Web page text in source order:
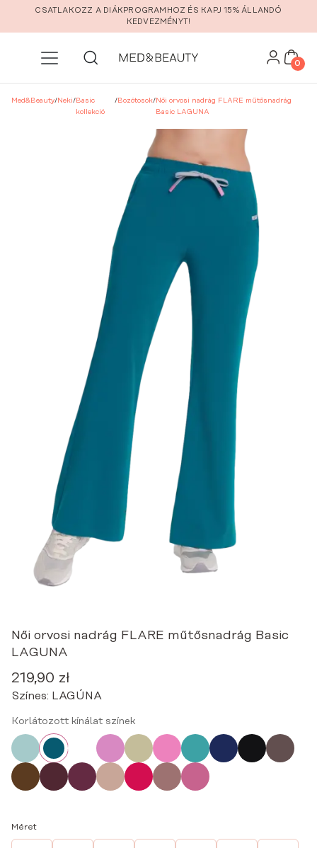
Ugrás a fő tartalomra
CSATLAKOZZ A DIÁKPROGRAMHOZ ÉS KAPJ 15% ÁLLANDÓ
KEDVEZMÉNYT!
0
Med&Beauty/Neki/Basic
kollekció
/Bozótosok/Női orvosi nadrág FLARE műtősnadrág
Basic LAGUNA
Női orvosi nadrág FLARE műtősnadrág Basic
LAGUNA
219,90 zł
Színes: LAGÚNA
Korlátozott kínálat színek
Méret